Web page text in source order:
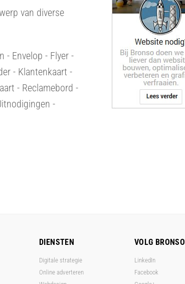
van diverse
- Envelop - Flyer -
- Klantenkaart -
- Reclamebord -
-
DIENSTEN
Digitale strategie
Online adverteren
VOLG BRONSO
LinkedIn
Facebook